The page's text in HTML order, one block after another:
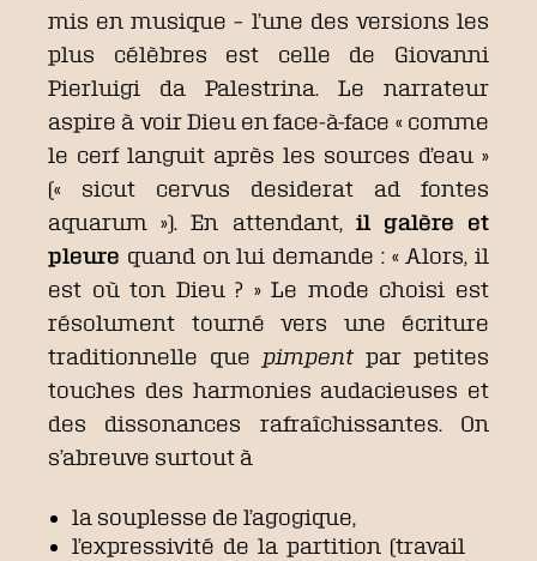
mis en musique – l’une des versions les
plus célèbres est celle de Giovanni
Pierluigi da Palestrina. Le narrateur
aspire à voir Dieu en face-à-face « comme
le cerf languit après les sources d’eau »
(« sicut cervus desiderat ad fontes
aquarum »). En attendant, il galère et
pleure quand on lui demande : « Alors, il
est où ton Dieu ? » Le mode choisi est
résolument tourné vers une écriture
traditionnelle que pimpentpar petites
touches des harmonies audacieuses et
des dissonances rafraîchissantes. On
s’abreuve surtout à
la souplesse de l’agogique,
l’expressivité de la partition (travail